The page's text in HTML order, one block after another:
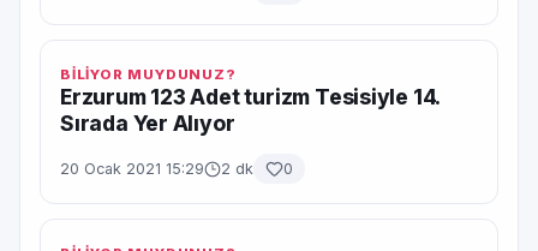
BİLİYOR MUYDUNUZ?
Erzurum 123 Adet turizm Tesisiyle 14.
Sırada Yer Alıyor
20 Ocak 2021 15:29 2 dk 0